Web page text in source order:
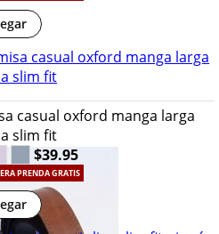
casual oxford manga larga
slim fit
$39.95
PRENDA GRATIS